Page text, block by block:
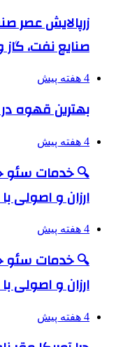
صنایع نفت،
4 هفته پیش
بهترین قهوه در
4 هفته پیش
ارزان و اصولی
4 هفته پیش
ارزان و اصولی
4 هفته پیش